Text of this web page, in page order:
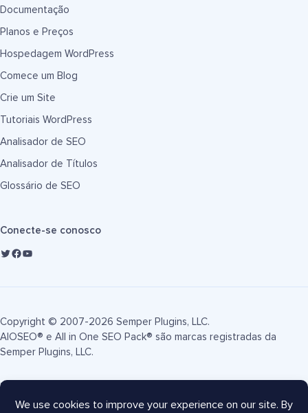
Documentação
Planos e Preços
Hospedagem WordPress
Comece um Blog
Crie um Site
Tutoriais WordPress
Analisador de SEO
Analisador de Títulos
Glossário de SEO
Conecte-se conosco
Copyright © 2007-2026 Semper Plugins, LLC.
AIOSEO® e All in One SEO Pack® são marcas registradas da
Semper Plugins, LLC.
Termos de Serviço
Mapa do site
Cupom AIOSEO